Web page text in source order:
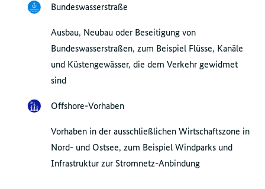
Bundeswasserstraße
Ausbau, Neubau oder Beseitigung von
Bundeswasserstraßen, zum Beispiel Flüsse, Kanäle
und Küstengewässer, die dem Verkehr gewidmet
sind
Offshore-Vorhaben
Vorhaben in der ausschließlichen Wirtschaftszone in
Nord- und Ostsee, zum Beispiel Windparks und
Infrastruktur zur Stromnetz-Anbindung